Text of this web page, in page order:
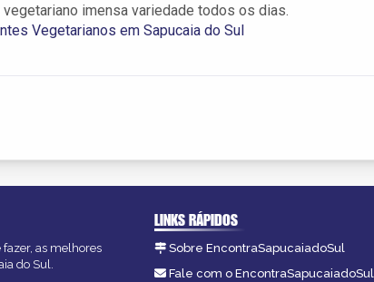
vegetariano imensa variedade todos os dias.
Vegetarianos em Sapucaia do Sul
as melhores
do Sul.
LINKS RÁPIDOS
Sobre EncontraSapucaiadoSul
Fale com o EncontraSapucaiadoSul